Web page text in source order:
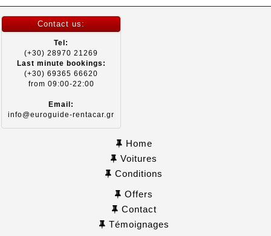
Contact us:
Tel:
(+30) 28970 21269
Last minute bookings:
(+30) 69365 66620
from 09:00-22:00
Email:
info@euroguide-rentacar.gr
Home
Voitures
Conditions
Offers
Contact
Témoignages